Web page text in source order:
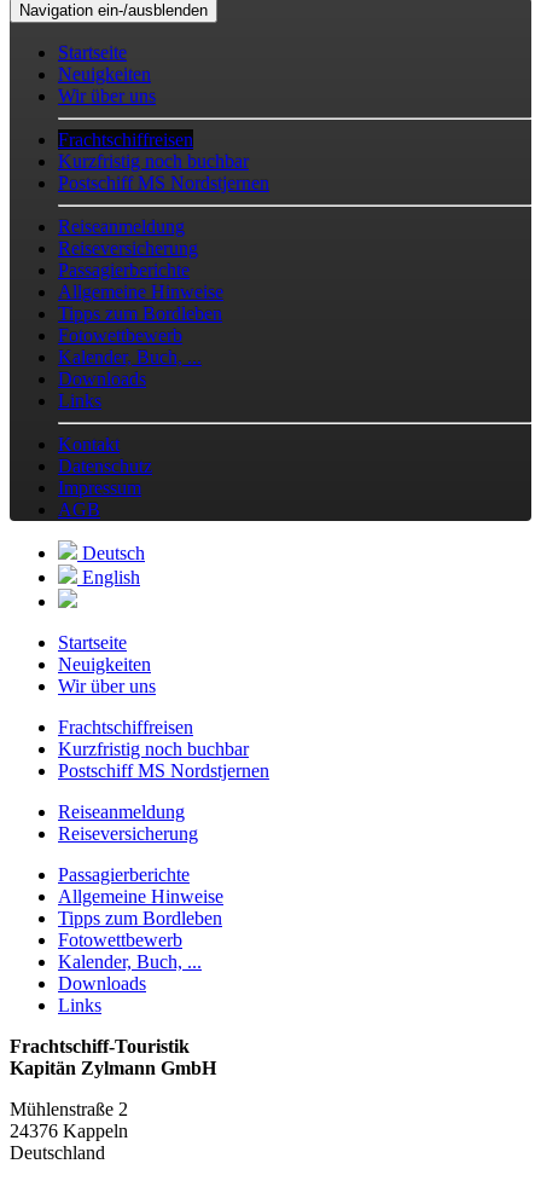
Navigation ein-/ausblenden
Startseite
Neuigkeiten
Wir über uns
Frachtschiffreisen
Kurzfristig noch buchbar
Postschiff MS Nordstjernen
Reiseanmeldung
Reiseversicherung
Passagierberichte
Allgemeine Hinweise
Tipps zum Bordleben
Fotowettbewerb
Kalender, Buch, ...
Downloads
Links
Kontakt
Datenschutz
Impressum
AGB
Deutsch
English
Startseite
Neuigkeiten
Wir über uns
Frachtschiffreisen
Kurzfristig noch buchbar
Postschiff MS Nordstjernen
Reiseanmeldung
Reiseversicherung
Passagierberichte
Allgemeine Hinweise
Tipps zum Bordleben
Fotowettbewerb
Kalender, Buch, ...
Downloads
Links
Frachtschiff-Touristik
Kapitän Zylmann GmbH
Mühlenstraße 2
24376 Kappeln
Deutschland